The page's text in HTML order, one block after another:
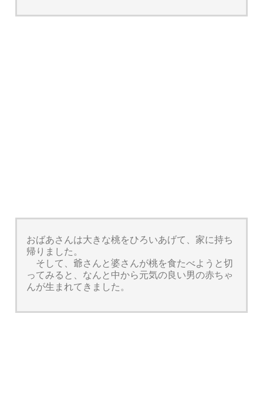
おばあさんは大きな桃をひろいあげて、家に持ち
帰りました。
そして、爺さんと婆さんが桃を食たべようと切
ってみると、なんと中から元気の良い男の赤ちゃ
んが生まれてきました。